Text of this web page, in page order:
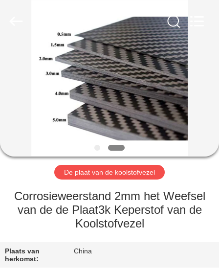
PRODUCTEN
ONGEVEER
FABRIEKSREIS
KWALITEITSCONTROLE
CONTACTEER
De plaat van de koolstofvezel
Corrosieweerstand 2mm het Weefsel
van de de Plaat3k Keperstof van de
Koolstofvezel
Plaats van
herkomst:
China